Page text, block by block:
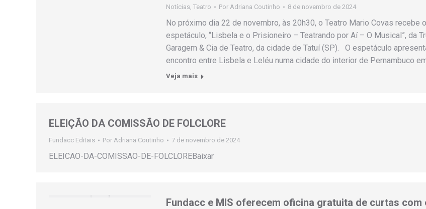
Notícias, Teatro Por Adriana Coutinho 8 de novembro de 2024
No próximo dia 22 de novembro, às 20h30, o Teatro Mario Covas recebe o
espetáculo, “Lisbela e o Prisioneiro – Teatrando por Aí – O Musical”, da
Garagem & Cia de Teatro, da cidade de Tatuí (SP). O espetáculo
encontro entre Lisbela e Leléu numa cidade do interior de Pernambuco
Veja mais
ELEIÇÃO DA COMISSÃO DE FOLCLORE
Fundacc Editais Por Adriana Coutinho 7 de novembro de 2024
ELEICAO-DA-COMISSAO-DE-FOLCLOREBaixar
Fundacc e MIS oferecem oficina gratuita de curtas com